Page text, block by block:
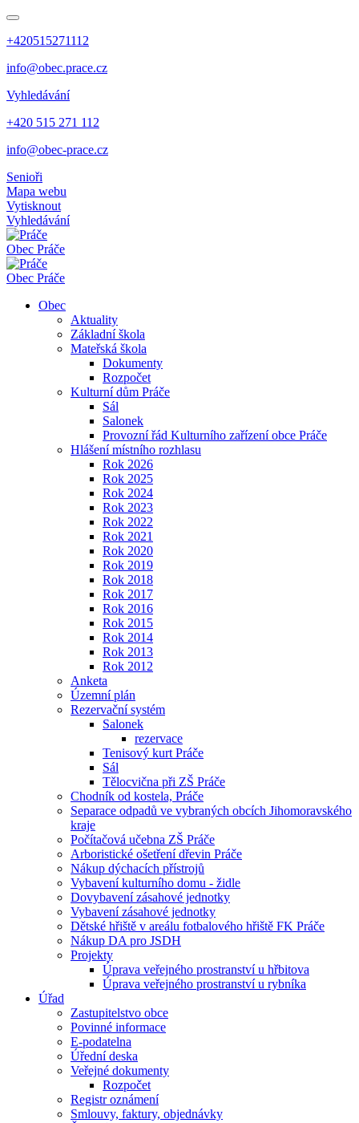
+420515271112
info@obec.prace.cz
Vyhledávání
+420 515 271 112
info@obec-prace.cz
Senioři
Mapa webu
Vytisknout
Vyhledávání
Obec Práče
Obec Práče
Obec
Aktuality
Základní škola
Mateřská škola
Dokumenty
Rozpočet
Kulturní dům Práče
Sál
Salonek
Provozní řád Kulturního zařízení obce Práče
Hlášení místního rozhlasu
Rok 2026
Rok 2025
Rok 2024
Rok 2023
Rok 2022
Rok 2021
Rok 2020
Rok 2019
Rok 2018
Rok 2017
Rok 2016
Rok 2015
Rok 2014
Rok 2013
Rok 2012
Anketa
Územní plán
Rezervační systém
Salonek
rezervace
Tenisový kurt Práče
Sál
Tělocvična při ZŠ Práče
Chodník od kostela, Práče
Separace odpadů ve vybraných obcích Jihomoravského
kraje
Počítačová učebna ZŠ Práče
Arboristické ošetření dřevin Práče
Nákup dýchacích přístrojů
Vybavení kulturního domu - židle
Dovybavení zásahové jednotky
Vybavení zásahové jednotky
Dětské hřiště v areálu fotbalového hřiště FK Práče
Nákup DA pro JSDH
Projekty
Úprava veřejného prostranství u hřbitova
Úprava veřejného prostranství u rybníka
Úřad
Zastupitelstvo obce
Povinné informace
E-podatelna
Úřední deska
Veřejné dokumenty
Rozpočet
Registr oznámení
Smlouvy, faktury, objednávky